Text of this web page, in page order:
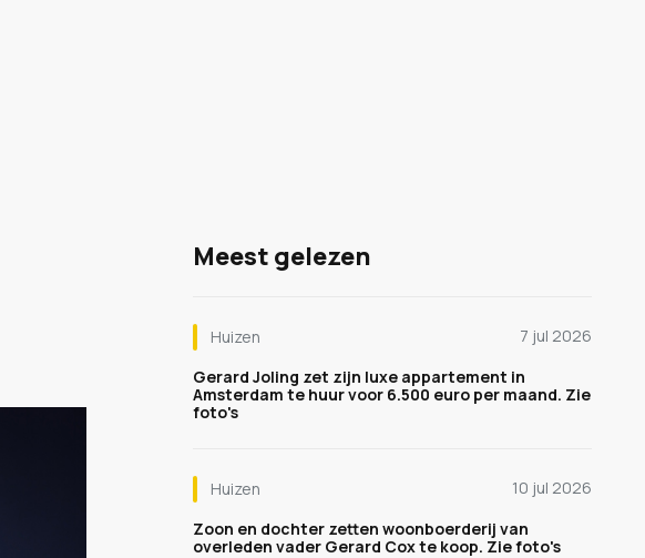
Meest gelezen
Huizen
7 jul 2026
Gerard Joling zet zijn luxe appartement in
Amsterdam te huur voor 6.500 euro per maand. Zie
foto's
Huizen
10 jul 2026
Zoon en dochter zetten woonboerderij van
overleden vader Gerard Cox te koop. Zie foto's